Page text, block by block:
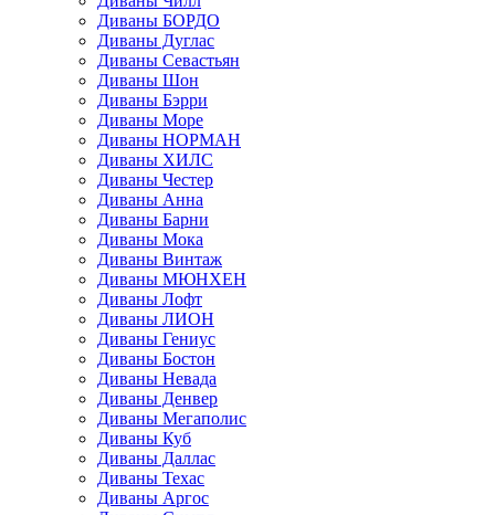
Диваны БОРДО
Диваны Дуглас
Диваны Севастьян
Диваны Шон
Диваны Бэрри
Диваны Море
Диваны НОРМАН
Диваны ХИЛС
Диваны Честер
Диваны Анна
Диваны Барни
Диваны Мока
Диваны Винтаж
Диваны МЮНХЕН
Диваны Лофт
Диваны ЛИОН
Диваны Гениус
Диваны Бостон
Диваны Невада
Диваны Денвер
Диваны Мегаполис
Диваны Куб
Диваны Даллас
Диваны Техас
Диваны Аргос